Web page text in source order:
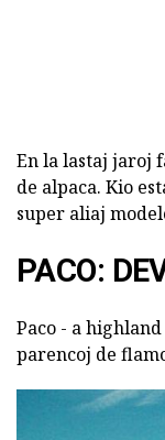
En la lastaj jaroj
de alpaca. Kio
super aliaj
PACO:
Paco - a
parencoj de